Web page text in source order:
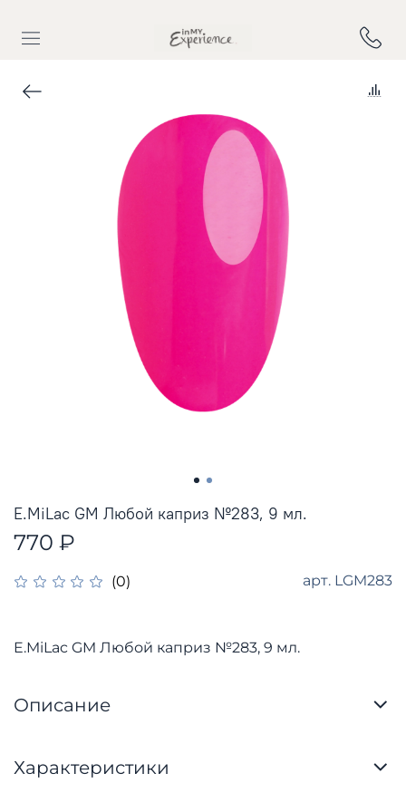
(0) арт. LGM283
E.MiLac GM Любой каприз №283, 9 мл.
770 ₽
E.MiLac GM Любой каприз №283, 9 мл.
Описание
Характеристики